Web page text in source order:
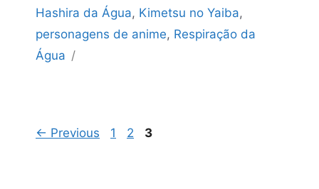
Hashira da Água, Kimetsu no Yaiba,
personagens de anime, Respiração da
Água
← Previous Page
1 Page
2 Page
3